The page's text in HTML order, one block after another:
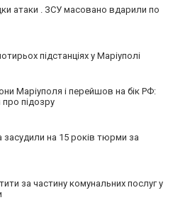
атаки . ЗСУ масовано вдарили по
підстанціях у Маріуполі
Маріуполя і перейшов на бік РФ:
підозру
на 15 років тюрми за
за частину комунальних послуг у